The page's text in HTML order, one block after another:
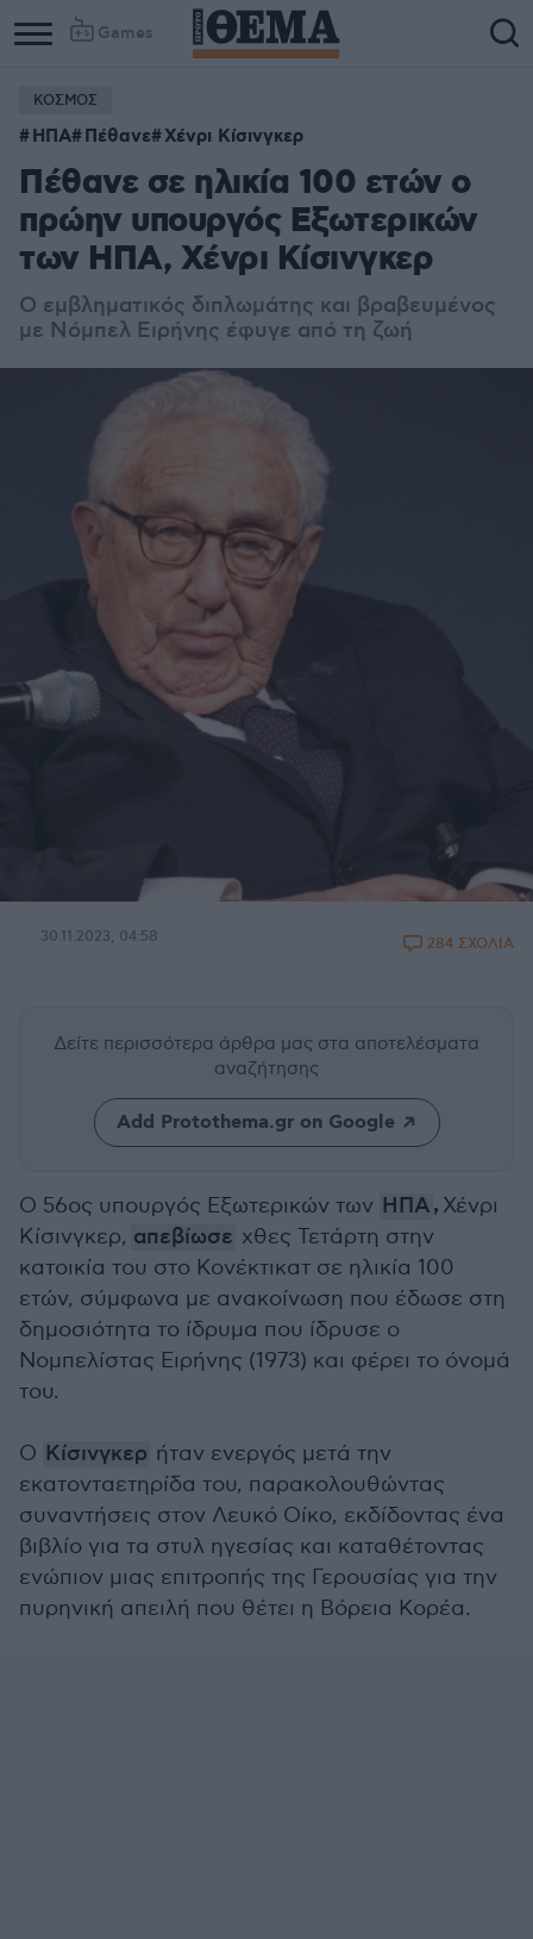
Games
ΚΟΣΜΟΣ
ΗΠΑ Πέθανε Χένρι Κίσινγκερ
Πέθανε σε ηλικία 100 ετών ο
πρώην υπουργός Εξωτερικών
των ΗΠΑ, Χένρι Κίσινγκερ
Ο εμβληματικός διπλωμάτης και βραβευμένος
με Νόμπελ Ειρήνης έφυγε από τη ζωή
30.11.2023, 04:58 284 ΣΧΟΛΙΑ
Δείτε περισσότερα άρθρα μας στα αποτελέσματα
αναζήτησης
Add Protothema.gr on Google
Ο 56ος υπουργός Εξωτερικών των ΗΠΑ, Χένρι
Κίσινγκερ, απεβίωσε χθες Τετάρτη στην
κατοικία του στο Κονέκτικατ σε ηλικία 100
ετών, σύμφωνα με ανακοίνωση που έδωσε στη
δημοσιότητα το ίδρυμα που ίδρυσε ο
Νομπελίστας Ειρήνης (1973) και φέρει το όνομά
του.
Ο Κίσινγκερ ήταν ενεργός μετά την
εκατονταετηρίδα του, παρακολουθώντας
συναντήσεις στον Λευκό Οίκο, εκδίδοντας ένα
βιβλίο για τα στυλ ηγεσίας και καταθέτοντας
ενώπιον μιας επιτροπής της Γερουσίας για την
πυρηνική απειλή που θέτει η Βόρεια Κορέα.